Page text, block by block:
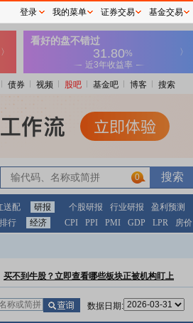
债券 视频 股吧 基金吧 博客 搜索
0
送配 研报 个股研报 行业研报
盈利预测
行 经济 CPI PPI PMI GDP LPR 房价
买不到牛股？立即查看哪些板块正被机构盯上
数据日期:
登录 我的菜单 证券交易 基金交易